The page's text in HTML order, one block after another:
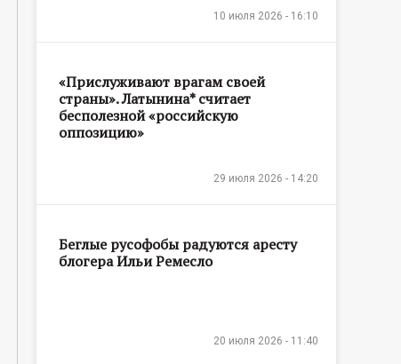
10 июля 2026 - 16:10
«Прислуживают врагам своей
страны». Латынина* считает
бесполезной «российскую
оппозицию»
29 июля 2026 - 14:20
Беглые русофобы радуются аресту
блогера Ильи Ремесло
20 июля 2026 - 11:40